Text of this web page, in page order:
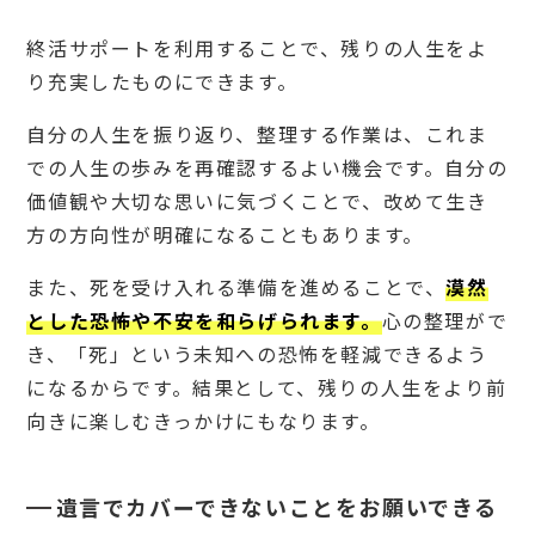
終活サポートを利用することで、残りの人生をよ
り充実したものにできます。
自分の人生を振り返り、整理する作業は、これま
での人生の歩みを再確認するよい機会です。自分の
価値観や大切な思いに気づくことで、改めて生き
方の方向性が明確になることもあります。
また、死を受け入れる準備を進めることで、漠然
とした恐怖や不安を和らげられます。心の整理がで
き、「死」という未知への恐怖を軽減できるよう
になるからです。結果として、残りの人生をより前
向きに楽しむきっかけにもなります。
遺言でカバーできないことをお願いできる